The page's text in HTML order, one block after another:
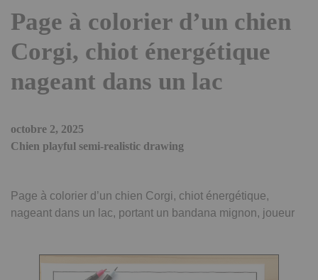
Page à colorier d’un chien
Corgi, chiot énergétique
nageant dans un lac
octobre 2, 2025
Chien playful semi-realistic drawing
Page à colorier d’un chien Corgi, chiot énergétique,
nageant dans un lac, portant un bandana mignon, joueur